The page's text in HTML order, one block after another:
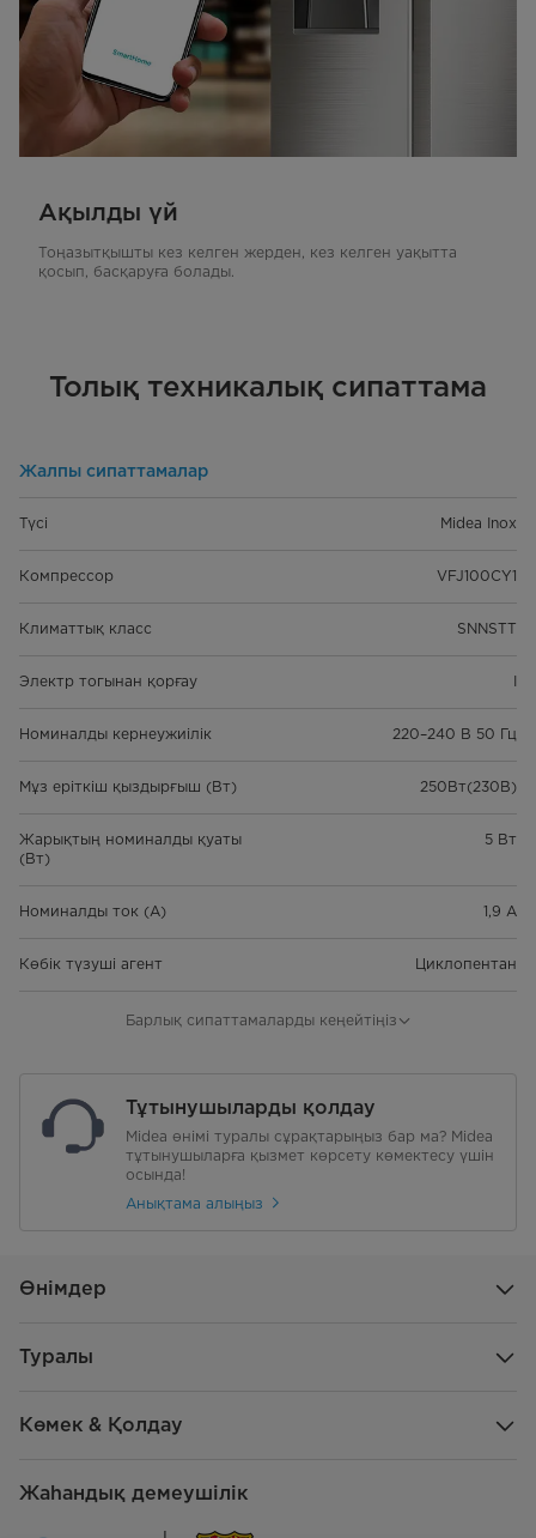
Ақылды үй
Тоңазытқышты кез келген жерден, кез келген уақытта
қосып, басқаруға болады.
Толық техникалық сипаттама
Жалпы сипаттамалар
Түсі Midea Inox
Компрессор VFJ100CY1
Климаттық класс SNNSTT
Электр тогынан қорғау I
Номиналды кернеужиілік 220–240 В 50 Гц
Мұз еріткіш қыздырғыш (Вт) 250Вт(230В)
Жарықтың номиналды қуаты
(Вт)
5 Вт
Номиналды ток (А) 1,9 А
Көбік түзуші агент Циклопентан
Энергия тұтыну (кВт·сағ24 сағ) 1,21 кВт·сағ24 сағ
Энергия үнемділігі класы
Жалпы көлемі, л
Суытқыш бөлік жалпы көлемі, л 373
Пайдалы көлемі, л 530
көлемі, л
көлемі, л
Барлық сипаттамаларды кеңейтіңіз
Тұтынушыларды қолдау
Midea өнімі туралы сұрақтарыңыз бар ма? Midea
тұтынушыларға қызмет көрсету көмектесу үшін
осында!
Анықтама алыңыз
Өнімдер
Туралы
Көмек & Қолдау
Жаһандық демеушілік